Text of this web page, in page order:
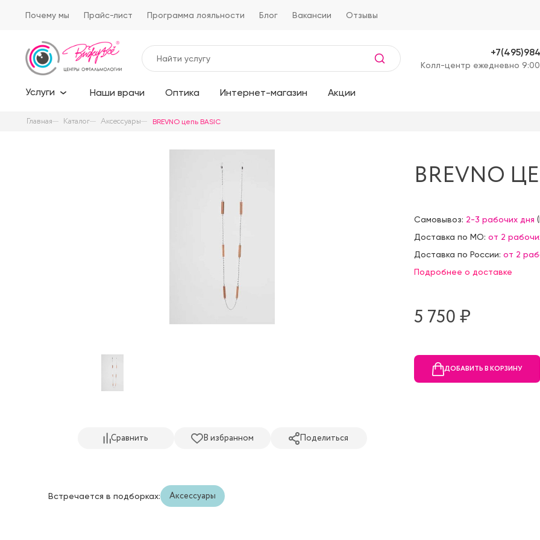
Почему мы Прайс-лист Программа лояльности Блог Вакансии Отзывы
Kолл-центр ежедневно
Услуги Наши врачи Оптика Интернет-магазин Акции
Главная Каталог Аксессуары BREVNO цепь BASIC
Сравнить В избранном Поделиться
BREVNO
Самовывоз: 2-3 рабочих дня (
Доставка по МО: от 2
Доставка по России: от 2
Подробнее о доставке
5 750 ₷
ДОБАВИТЬ В КОРЗИНУ
Встречается в подборках: Аксессуары